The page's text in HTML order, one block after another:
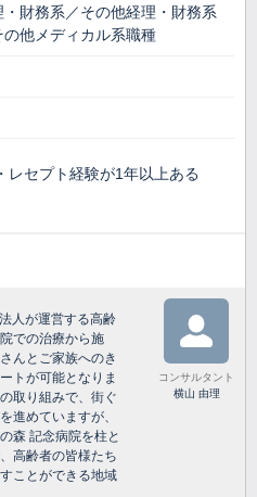
財務系／その他経理・財務系
他メディカル系職種
レセプト経験が1年以上ある
人が運営する高齢
での治療から施
んとご家族へのき
トが可能となりま
取り組みで、街ぐ
進めていますが、
森 記念病院を柱と
高齢者の皆様たち
ことができる地域
コンサルタント
横山 由理